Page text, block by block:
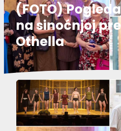
(FOTO)
na sinoćnjoj
Othella